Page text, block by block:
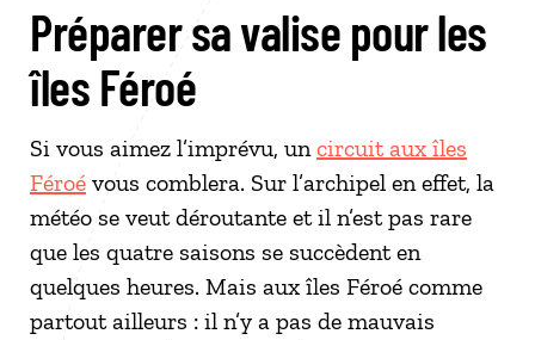
Préparer sa valise pour les
îles Féroé
Si vous aimez l’imprévu, uncircuit aux îles
Féroé vous comblera. Sur l’archipel en effet, la
météo se veut déroutante et il n’est pas rare
que les quatre saisons se succèdent en
quelques heures. Mais aux îles Féroé comme
partout ailleurs : il n’y a pas de mauvais